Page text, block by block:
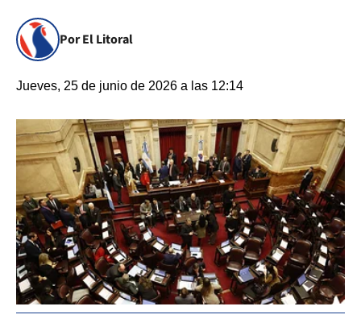
Por El Litoral
Jueves, 25 de junio de 2026 a las 12:14